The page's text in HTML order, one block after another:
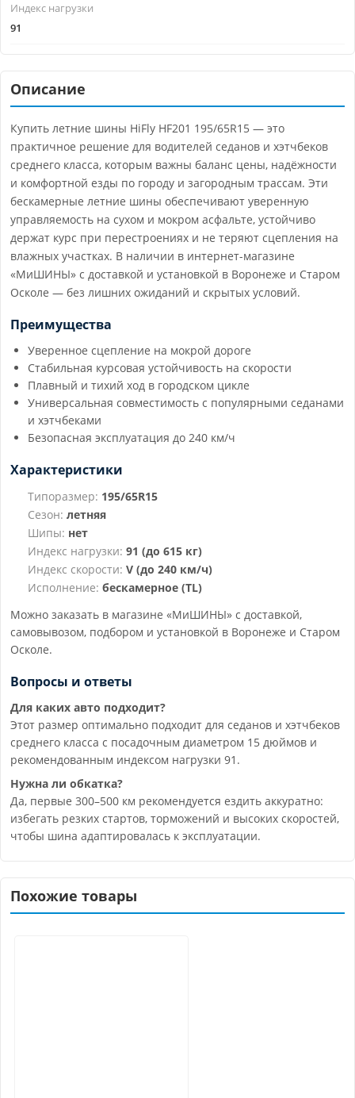
Индекс нагрузки
91
Описание
Купить летние шины HiFly HF201 195/65R15 — это
практичное решение для водителей седанов и хэтчбеков
среднего класса, которым важны баланс цены, надёжности
и комфортной езды по городу и загородным трассам. Эти
бескамерные летние шины обеспечивают уверенную
управляемость на сухом и мокром асфальте, устойчиво
держат курс при перестроениях и не теряют сцепления на
влажных участках. В наличии в интернет-магазине
«МиШИНЫ» с доставкой и установкой в Воронеже и Старом
Осколе — без лишних ожиданий и скрытых условий.
Преимущества
Уверенное сцепление на мокрой дороге
Стабильная курсовая устойчивость на скорости
Плавный и тихий ход в городском цикле
Универсальная совместимость с популярными седанами
и хэтчбеками
Безопасная эксплуатация до 240 км/ч
Характеристики
Типоразмер: 195/65R15
Сезон: летняя
Шипы: нет
Индекс нагрузки: 91 (до 615 кг)
Индекс скорости: V (до 240 км/ч)
Исполнение: бескамерное (TL)
Можно заказать в магазине «МиШИНЫ» с доставкой,
самовывозом, подбором и установкой в Воронеже и Старом
Осколе.
Вопросы и ответы
Для каких авто подходит?
Этот размер оптимально подходит для седанов и хэтчбеков
среднего класса с посадочным диаметром 15 дюймов и
рекомендованным индексом нагрузки 91.
Нужна ли обкатка?
Да, первые 300–500 км рекомендуется ездить аккуратно:
избегать резких стартов, торможений и высоких скоростей,
чтобы шина адаптировалась к эксплуатации.
Похожие товары